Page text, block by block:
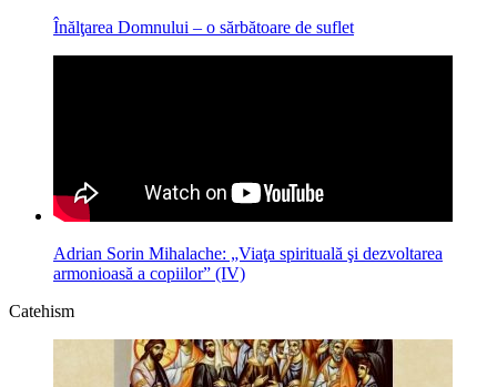
Înălţarea Domnului – o sărbătoare de suflet
Adrian Sorin Mihalache: „Viaţa spirituală şi dezvoltarea
armonioasă a copiilor” (IV)
Catehism